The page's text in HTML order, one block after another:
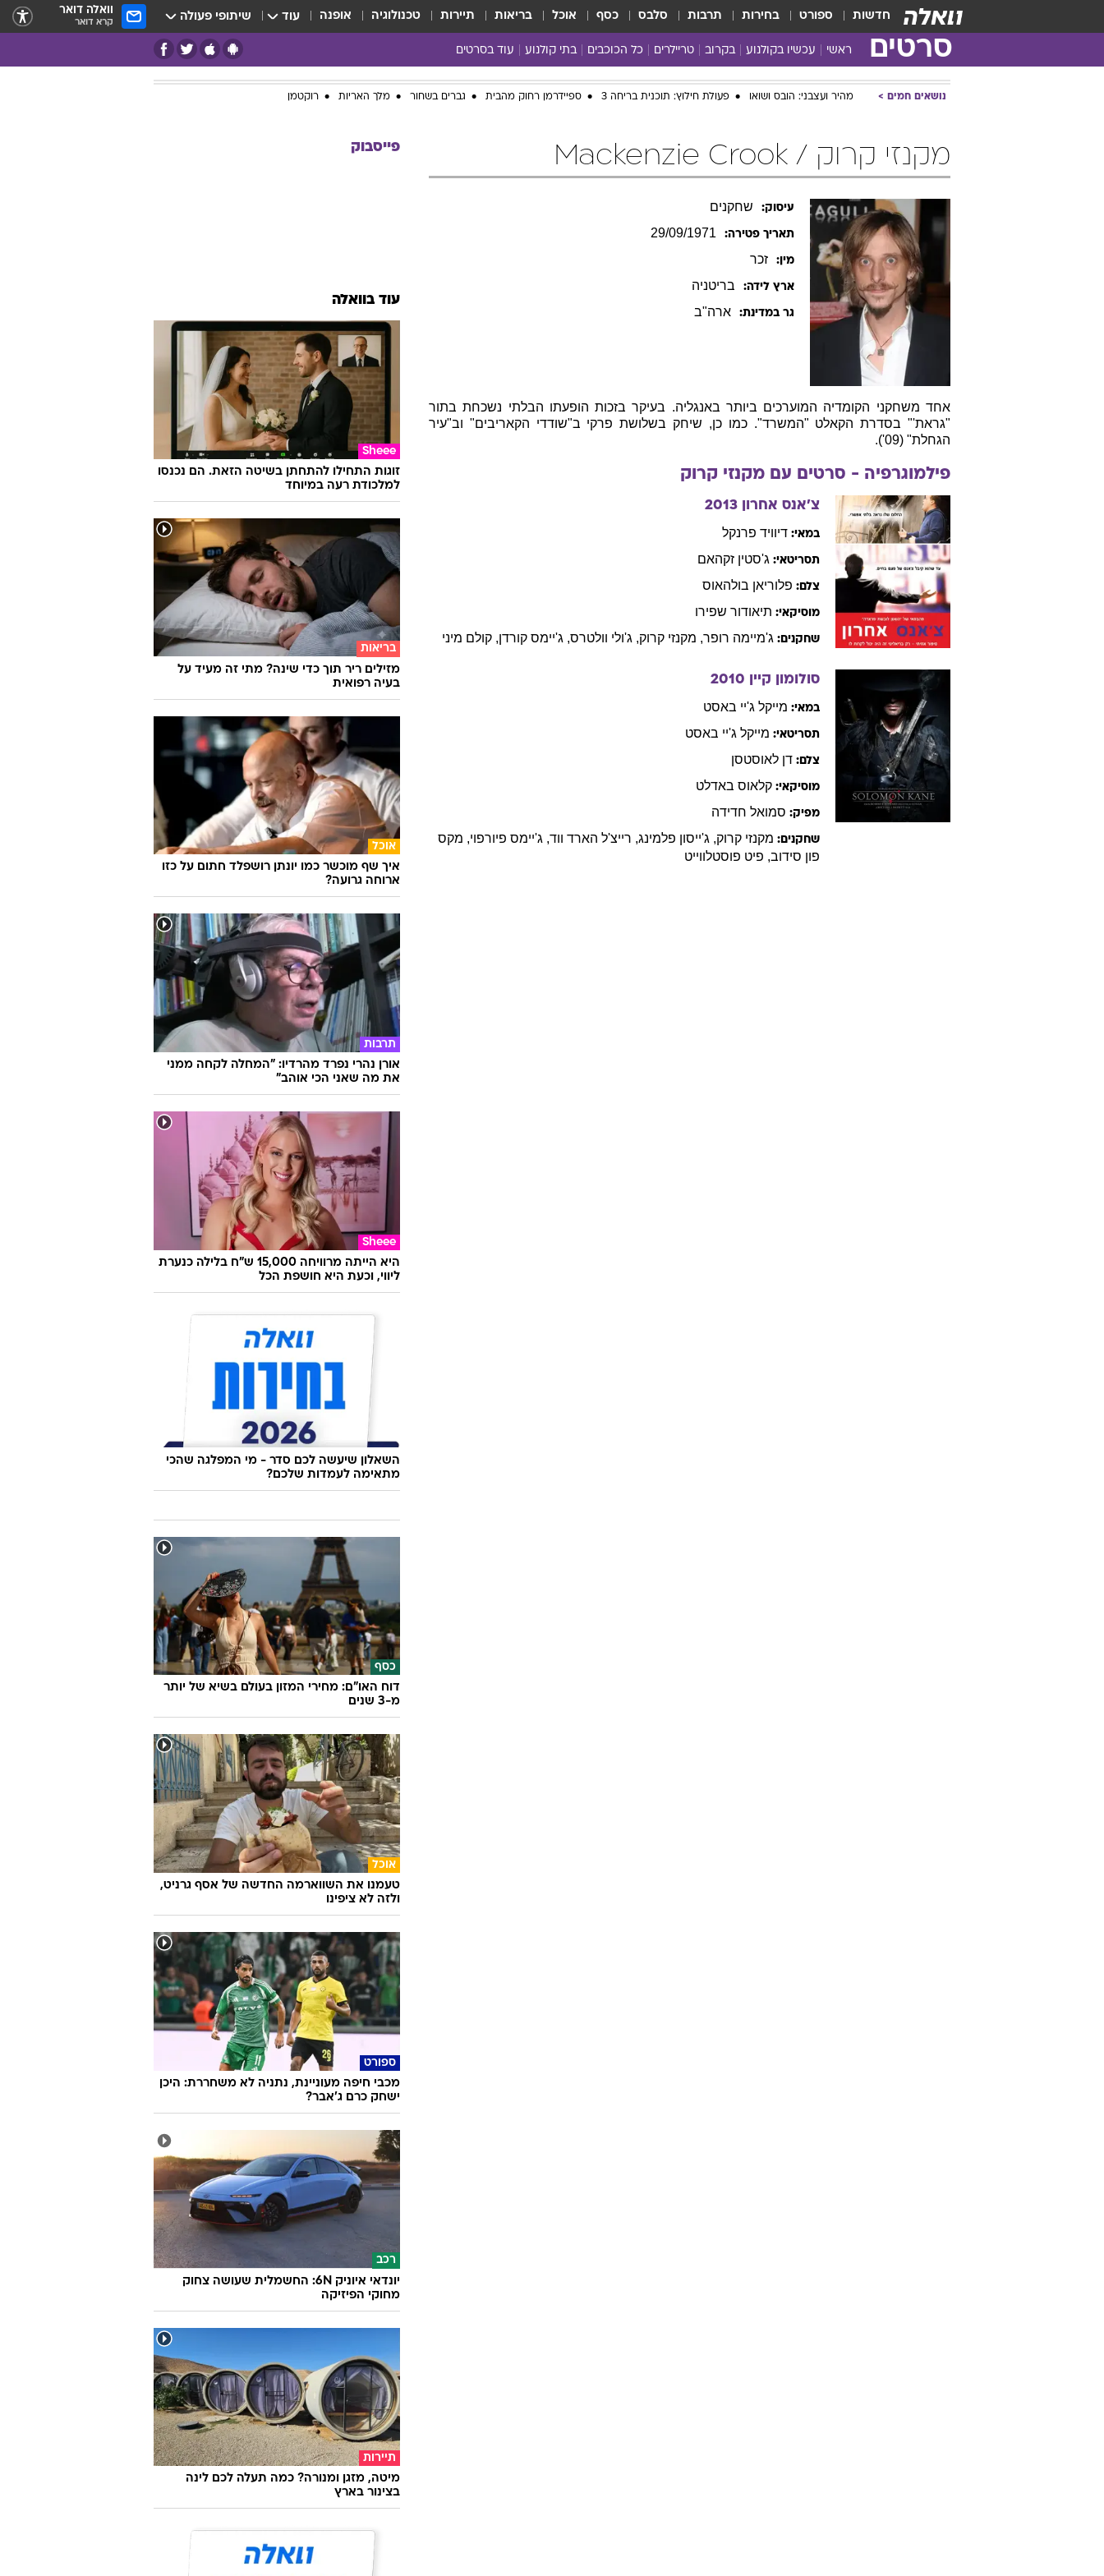
חדשות ספורט בחירות תרבות סלבס כסף אוכל בריאות תיירות טכנולוגיה אופנה עוד שיתופי פעולה וואלה דואר
קרא דואר
סרטים ראשי עכשיו בקולנוע בקרוב טריילרים כל הכוכבים בתי קולנוע עוד בסרטים
כל הסרטים
נושאים חמים מהיר ועצבני: הובס ושואו פעולת חילוץ: תוכנית בריחה 3 ספיידרמן רחוק מהבית גברים בשחור מלך האריות רוקטמן
מקנזי קרוק / Mackenzie Crook
עיסוק: שחקנים
תאריך פטירה: 29/09/1971
מין: זכר
ארץ לידה: בריטניה
גר במדינת: ארה"ב
אחד משחקני הקומדיה המוערכים ביותר באנגליה. בעיקר בזכות הופעתו הבלתי נשכחת בתור
"גראת'" בסדרת הקאלט "המשרד". כמו כן, שיחק בשלושת פרקי ב"שודדי הקאריבים" וב"עיר
הגחלת" (09').
פילמוגרפיה - סרטים עם מקנזי קרוק
צ'אנס אחרון 2013
במאי: דיוויד פרנקל
תסריטאי: ג'סטין זקהאם
צלם: פלוריאן בולהאוס
מוסיקאי: תיאודור שפירו
שחקנים: ג'מיימה רופר, מקנזי קרוק, ג'ולי וולטרס, ג'יימס קורדן, קולם מיני
סולומון קיין 2010
במאי: מייקל ג'יי באסט
תסריטאי: מייקל ג'יי באסט
צלם: דן לאוסטסן
מוסיקאי: קלאוס באדלט
מפיק: סמואל חדידה
שחקנים: מקנזי קרוק, ג'ייסון פלמינג, רייצ'ל הארד ווד, ג'יימס פיורפוי, מקס
פון סידוב, פיט פוסטלווייט
פייסבוק
עוד בוואלה
Sheee
זוגות התחילו להתחתן בשיטה הזאת. הם נכנסו
למלכודת רעה במיוחד
בריאות
מזילים ריר תוך כדי שינה? מתי זה מעיד על
בעיה רפואית
אוכל
איך שף מוכשר כמו יונתן רושפלד חתום על כזו
ארוחה גרועה?
תרבות
אורן נהרי נפרד מהרדיו: "המחלה לקחה ממני
את מה שאני הכי אוהב"
Sheee
היא הייתה מרוויחה 15,000 ש"ח בלילה כנערת
ליווי, וכעת היא חושפת הכל
השאלון שיעשה לכם סדר - מי המפלגה שהכי
מתאימה לעמדות שלכם?
כסף
דוח האו"ם: מחירי המזון בעולם בשיא של יותר
מ-3 שנים
אוכל
טעמנו את השווארמה החדשה של אסף גרניט,
ולזה לא ציפינו
ספורט
מכבי חיפה מעוניינת, נתניה לא משחררת: היכן
ישחק כרם ג'אבר?
רכב
יונדאי איוניק 6N: החשמלית שעושה צחוק
מחוקי הפיזיקה
תיירות
מיטה, מזגן ומנורה? כמה תעלה לכם לינה
בצינור בארץ